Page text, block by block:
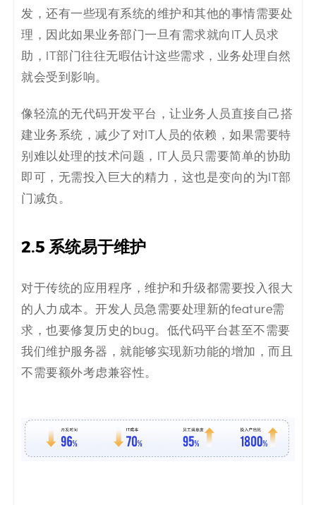
发，还有一些现有系统的维护和其他的事情需要处
理，因此如果业务部门一旦有需求就向IT人员求
助，IT部门往往无暇估计这些需求，业务处理自然
就会受到影响。
像轻流的无代码开发平台，让业务人员直接自己搭
建业务系统，减少了对IT人员的依赖，如果需要特
别难以处理的技术问题，IT人员只需要简单的协助
即可，无需投入巨大的精力，这也是变向的为IT部
门减负。
2.5 系统易于维护
对于传统的应用程序，维护和升级都需要投入很大
的人力成本。开发人员急需要处理新的feature需
求，也要修复历史的bug。低代码平台甚至不需要
我们维护服务器，就能够实现新功能的增加，而且
不需要额外考虑兼容性。